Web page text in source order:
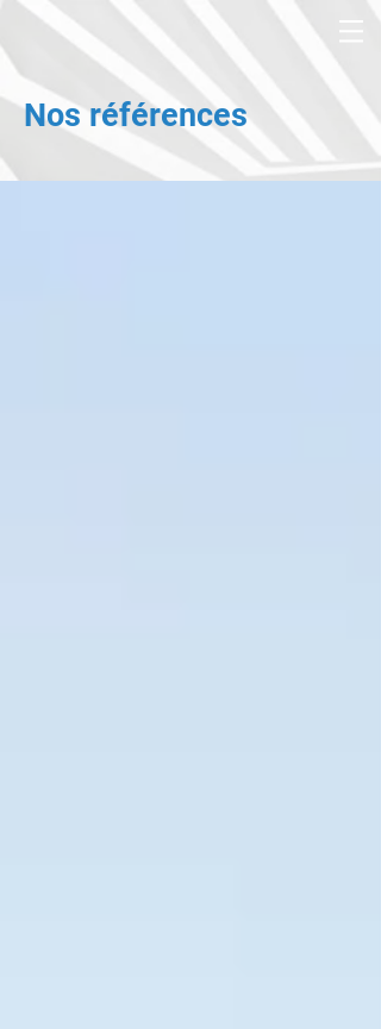
Nos références